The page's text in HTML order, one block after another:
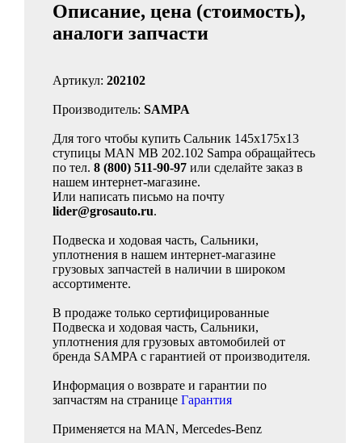
Описание, цена (стоимость),
аналоги запчасти
Артикул: 202102
Производитель: SAMPA
Для того чтобы купить Сальник 145x175x13
ступицы MAN MB 202.102 Sampa обращайтесь
по тел. 8 (800) 511-90-97 или сделайте заказ в
нашем интернет-магазине.
Или написать письмо на почту
lider@grosauto.ru.
Подвеска и ходовая часть, Сальники,
уплотнения в нашем интернет-магазине
грузовых запчастей в наличии в широком
ассортименте.
В продаже только сертифицированные
Подвеска и ходовая часть, Сальники,
уплотнения для грузовых автомобилей от
бренда SAMPA с гарантией от производителя.
Информация о возврате и гарантии по
запчастям на странице Гарантия
Применяется на MAN, Mercedes-Benz